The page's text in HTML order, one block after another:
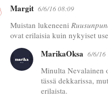
Margit 6/6/16 08:09
Muistan lukeneeni
ovat erilaisia kuin nykyiset
MarikaOksa 6/6/16
Minulta Nevalainen
tässä dekkarissa,
erilaista.